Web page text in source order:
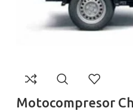
Motocompresor